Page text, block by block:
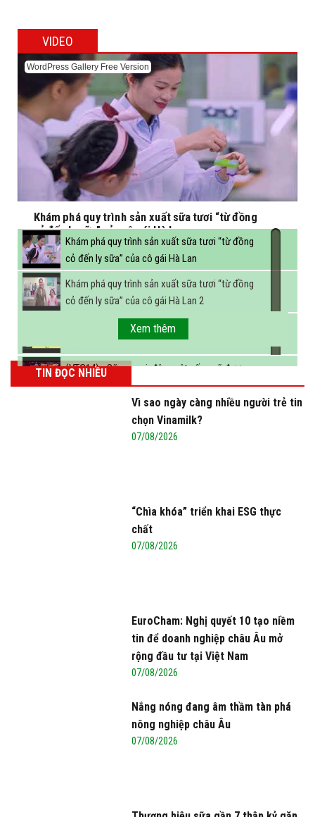
VIDEO
WordPress Gallery Free Version
Khám phá quy trình sản xuất sữa tươi “từ đồng
cỏ đến ly sữa” của cô gái Hà Lan
Khám phá quy trình sản xuất sữa tươi “từ đồng
cỏ đến ly sữa” của cô gái Hà Lan
Khám phá quy trình sản xuất sữa tươi “từ đồng
cỏ đến ly sữa” của cô gái Hà Lan 2
FBNC - Ngành sữa hướng tới mục tiêu 3,4 tỷ lít
sữa vào năm 2025
(VTC14) - Sữa ngoại, động vật sống sẽ được
miễn thuế nhập khẩu
Xem thêm
TIN ĐỌC NHIỀU
Vì sao ngày càng nhiều người trẻ tin
chọn Vinamilk?
07/08/2026
“Chìa khóa” triển khai ESG thực
chất
07/08/2026
EuroCham: Nghị quyết 10 tạo niềm
tin để doanh nghiệp châu Âu mở
rộng đầu tư tại Việt Nam
07/08/2026
Nắng nóng đang âm thầm tàn phá
nông nghiệp châu Âu
07/08/2026